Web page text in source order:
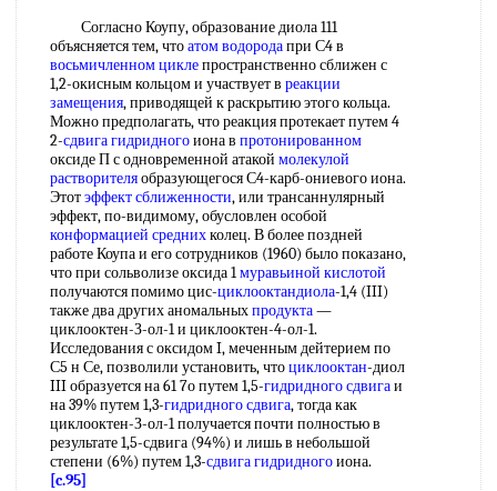
Согласно Коупу, образование диола 111
объясняется тем, чтоатом водородапри С4 в
восьмичленном циклепространственно сближен с
1,2-окисным кольцом и участвует в реакции
замещения, приводящей к раскрытию этого кольца.
Можно предполагать, что реакция протекает путем 4
2-сдвига гидридногоиона в протонированном
оксиде П с одновременной атакой молекулой
растворителяобразующегося С4-карб-ониевого иона.
Этотэффект сближенности, или трансаннулярный
эффект, по-видимому, обусловлен особой
конформацией среднихколец. В более поздней
работе Коупа и его сотрудников (1960) было показано,
что при сольволизе оксида 1муравьиной кислотой
получаются помимо цис-циклооктандиола-1,4 (III)
также два других аномальныхпродукта—
циклооктен-З-ол-1 и циклооктен-4-ол-1.
Исследования с оксидом I, меченным дейтерием по
С5 н Се, позволили установить, чтоциклооктан-диол
III образуется на 61 7о путем 1,5-гидридного сдвигаи
на 39% путем 1,3-гидридного сдвига, тогда как
циклооктен-З-ол-1 получается почти полностью в
результате 1,5-сдвига (94%) и лишь в небольшой
степени (6%) путем 1,3-сдвига гидридногоиона.
[c.95]